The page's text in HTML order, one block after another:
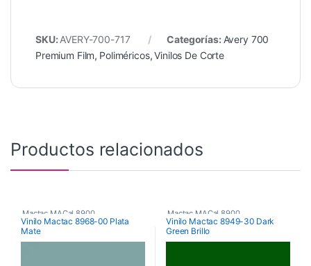
SKU: AVERY-700-717 Categorías: Avery 700
Premium Film, Poliméricos,Vinilos De Corte
Productos relacionados
Mactac MACal 8900
Monoméricos
Vinilo Mactac 8968-00 Plata
Mate
Mactac MACal 8900
Monoméricos
Vinilo Mactac 8949-30 Dark
Green Brillo